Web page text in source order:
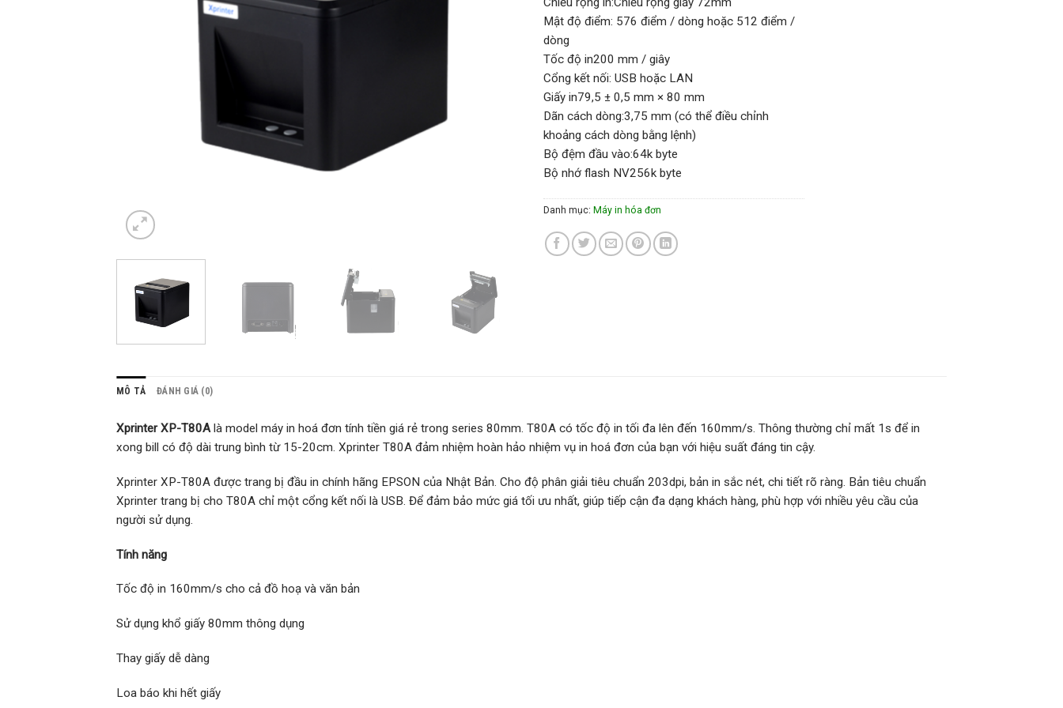
Mật độ điểm: 576 điểm / dòng hoặc 512 điểm /
dòng
Tốc độ in200 mm / giây
Cổng kết nối: USB hoặc LAN
Giấy in79,5 ± 0,5 mm × 80 mm
Dãn cách dòng:3,75 mm (có thể điều chỉnh
khoảng cách dòng bằng lệnh)
Bộ đệm đầu vào:64k byte
Bộ nhớ flash NV256k byte
Danh mục: Máy in hóa đơn
MÔ TẢ ĐÁNH GIÁ (0)
Xprinter XP-T80Alà model máy in hoá đơn tính tiền giá rẻ trong series 80mm. T80A có tốc độ in tối đa lên đến 160mm/s. Thông thường chỉ mất 1s để in
xong bill có độ dài trung bình từ 15-20cm. Xprinter T80A đảm nhiệm hoàn hảo nhiệm vụ in hoá đơn của bạn với hiệu suất đáng tin cậy.
Xprinter XP-T80A được trang bị đầu in chính hãng EPSON của Nhật Bản. Cho độ phân giải tiêu chuẩn 203dpi, bản in sắc nét, chi tiết rõ ràng. Bản tiêu chuẩn
Xprinter trang bị cho T80A chỉ một cổng kết nối là USB. Để đảm bảo mức giá tối ưu nhất, giúp tiếp cận đa dạng khách hàng, phù hợp với nhiều yêu cầu của
người sử dụng.
Tính năng
Tốc độ in 160mm/s cho cả đồ hoạ và văn bản
Sử dụng khổ giấy 80mm thông dụng
Thay giấy dễ dàng
Loa báo khi hết giấy